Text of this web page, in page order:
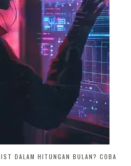
DALAM HITUNGAN BULAN? COBA